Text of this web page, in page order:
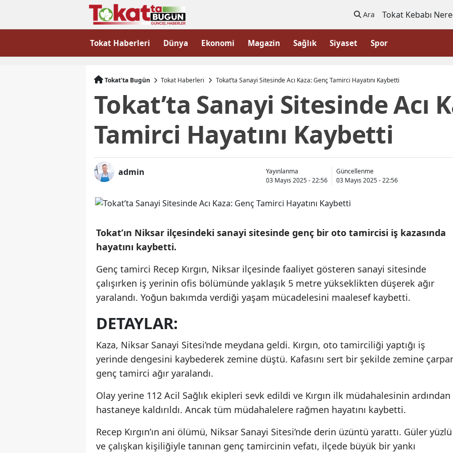
Ara Tokat Kebabı
Tokat Haberleri Dünya Ekonomi Magazin Sağlık Siyaset Spor
Tokat'ta Bugün Tokat Haberleri Tokat’ta Sanayi Sitesinde Acı Kaza: Genç Tamirci Hayatını Kaybetti
Tokat’ta Sanayi Sitesinde Acı
Tamirci Hayatını Kaybetti
admin
Yayınlanma
03 Mayıs 2025 - 22:56
Güncellenme
03 Mayıs 2025 - 22:56
Tokat’ın Niksar ilçesindeki sanayi sitesinde genç bir oto tamircisi iş kazasında
hayatını kaybetti.
Genç tamirci Recep Kırgın, Niksar ilçesinde faaliyet gösteren sanayi sitesinde
çalışırken iş yerinin ofis bölümünde yaklaşık 5 metre yükseklikten düşerek ağır
yaralandı. Yoğun bakımda verdiği yaşam mücadelesini maalesef kaybetti.
DETAYLAR:
Kaza, Niksar Sanayi Sitesi’nde meydana geldi. Kırgın, oto tamirciliği yaptığı iş
yerinde dengesini kaybederek zemine düştü. Kafasını sert bir şekilde zemine
genç tamirci ağır yaralandı.
Olay yerine 112 Acil Sağlık ekipleri sevk edildi ve Kırgın ilk müdahalesinin ardından
hastaneye kaldırıldı. Ancak tüm müdahalelere rağmen hayatını kaybetti.
Recep Kırgın’ın ani ölümü, Niksar Sanayi Sitesi’nde derin üzüntü yarattı. Güler yüzlü
ve çalışkan kişiliğiyle tanınan genç tamircinin vefatı, ilçede büyük bir yankı